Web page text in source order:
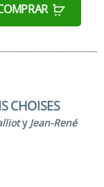
CHOISES
y Jean-René